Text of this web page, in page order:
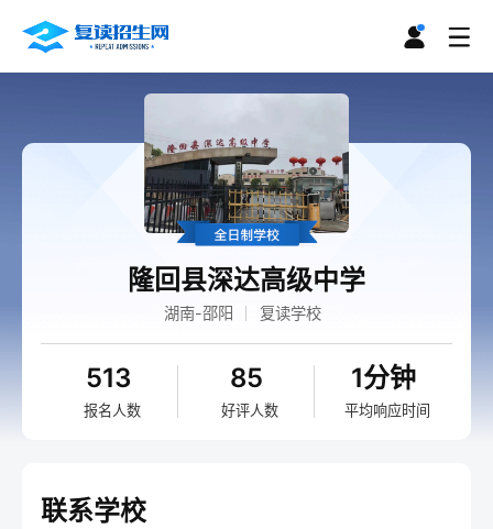
隆回县深达高级中学
湖南-邵阳 复读学校
513
报名人数
85
好评人数
1分钟
平均响应时间
联系学校